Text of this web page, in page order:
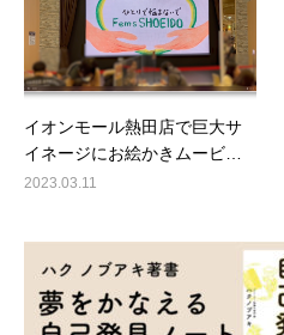
イオンモール熱田店で巨大サ
イネージにお絵かきムービ…
2023.03.11